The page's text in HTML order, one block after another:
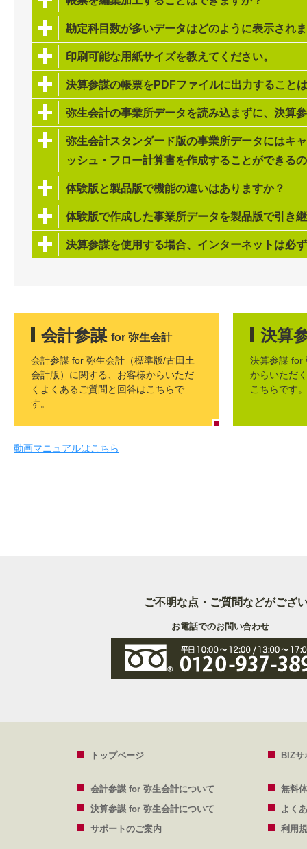
勘定科目数が多いデータはどのように表示され
印刷可能な用紙サイズを教えてください。
決算参謀の帳票をPDFファイルに出力すること
弥生会計の事業所データを読み込まずに、決算
弥生会計スタンダード版の事業所データにはキ
ッシュ・フロー計算書を作成することができる
体験版と製品版で機能の違いはありますか？
体験版で作成した事業所データを製品版で引き
決算参謀を使用する場合、インターネットは必
会計参謀 for 弥生会計
会計参謀 for 弥生会計（標準版/古田土
会計版）に関する、お客様からいただ
くよくあるご質問と回答はこちらで
す。
決算
決算参謀 for
からいただ
こちらです。
動画マニュアルはこちら
ご不明な点・ご質問などがござ
お電話でのお問い合わせ
トップページ BIZサ
会計参謀 for 弥生会計について
決算参謀 for 弥生会計について
サポートのご案内
無料
よく
利用